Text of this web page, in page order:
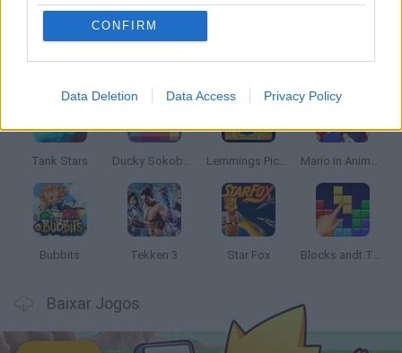
CONFIRM
Data Deletion Data Access Privacy Policy
Tank Stars Ducky Sokoban DX Lemmings Pico-8 Mario in Animatronic Horror
Bubbits Tekken 3 Star Fox Blocks andt That's It
Baixar Jogos